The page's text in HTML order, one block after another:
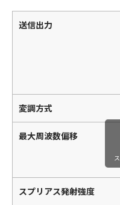
送信出力
変調方式
最大周波数偏移
スプリアス発射強度